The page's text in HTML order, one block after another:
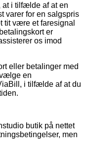
at i tilfælde af at en
varer for en salgspris
tit være et faresignal
er
os imod
eller betalinger med
en
i tilfælde af at du
butik på nettet
men